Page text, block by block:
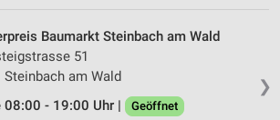
❯
Baumarkt Steinbach am Wald
51
Steinbach am Wald
08:00 - 19:00 Uhr |
Geöffnet
der Angebote
Daten zur Auswahl von